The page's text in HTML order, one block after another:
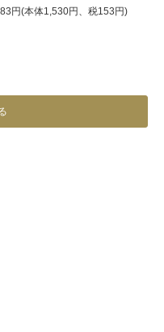
円(本体1,530円、税153円)